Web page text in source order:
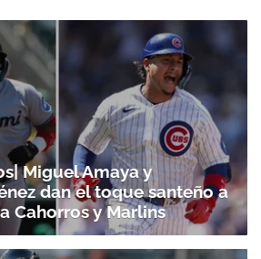
a nuestro boletín.
Miguel Amaya y
dan el toque santeño a
Cahorros y Marlins